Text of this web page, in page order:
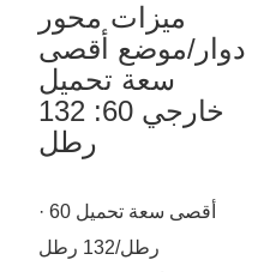
ميزات محور
دوار/موضع أقصى
سعة تحميل
خارجي 60: 132
رطل
· أقصى سعة تحميل 60
رطل/132 رطل